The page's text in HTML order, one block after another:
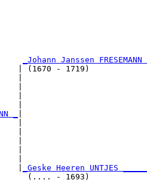
_Johann Janssen FRESEMANN
(1670 - 1719)
_
|
_Geske Heeren UNTJES
(.... - 1693)